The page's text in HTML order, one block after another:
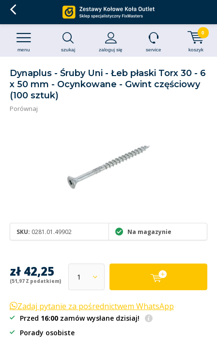
szukaj zaloguj się
menu service koszyk
0
Dynaplus - Śruby Uni - Łeb płaski Torx 30 - 6
x 50 mm - Ocynkowane - Gwint częściowy
(100 sztuk)
Porównaj
SKU: 0281.01.49902 Na magazynie
zł 42,25
(51,97 Z podatkiem)
Zadaj pytanie za pośrednictwem WhatsApp
Przed 16:00 zamów wysłane dzisiaj!
Porady osobiste